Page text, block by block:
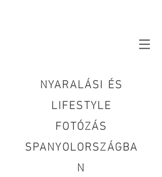
NYARALÁSI ÉS
LIFESTYLE
FOTÓZÁS
SPANYOLORSZÁGBA
N